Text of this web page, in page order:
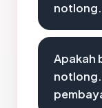
Apakah